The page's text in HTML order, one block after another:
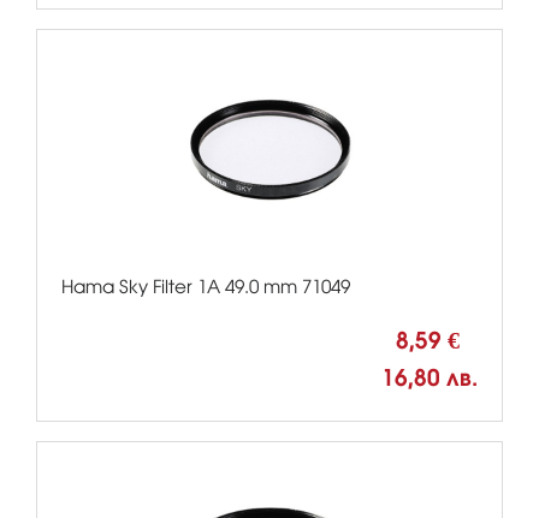
Hama Sky Filter 1A 49.0 mm 71049
8,59 €
16,80 лв.